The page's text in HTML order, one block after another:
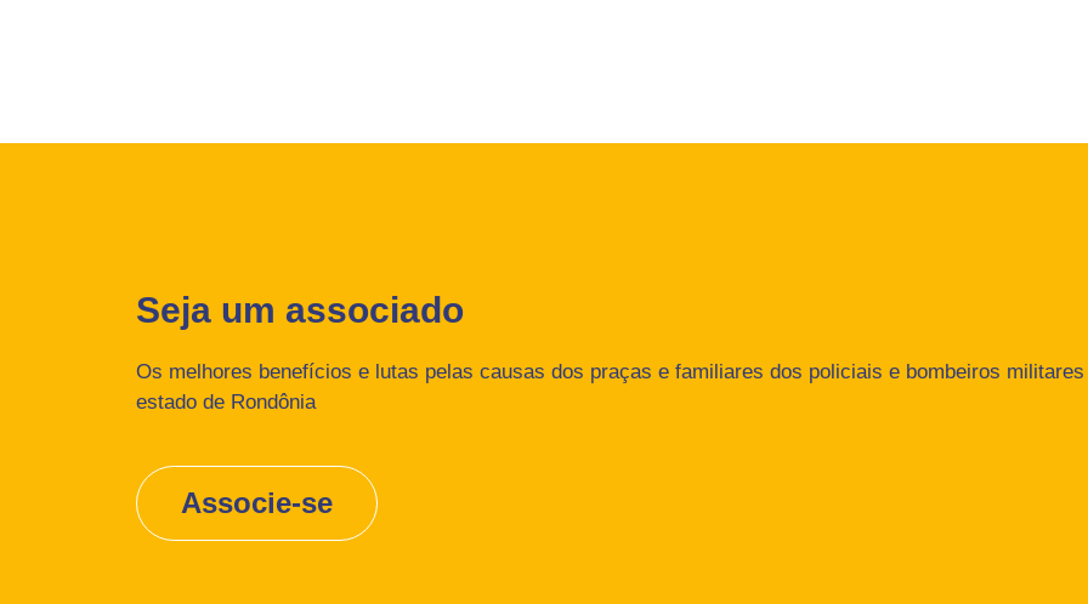
Seja um associado
Os melhores benefícios e lutas pelas causas dos praças e familiares dos policiais e bombeiros militares
estado de Rondônia
Associe-se